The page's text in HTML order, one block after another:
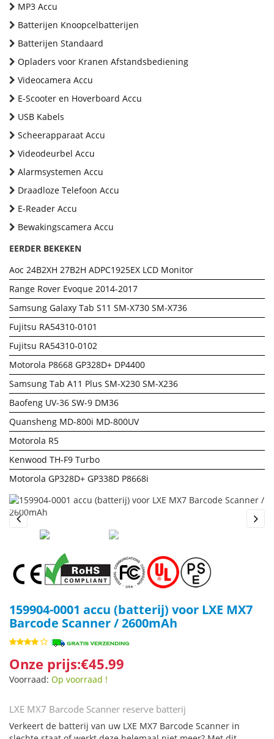
MP3 Accu
Batterijen Knoopcelbatterijen
Batterijen Standaard
Opladers voor Kranen Afstandsbediening
Videocamera Accu
E-Scooter en Hoverboard Accu
USB Kabels
Scheerapparaat Accu
Videodeurbel Accu
Alarmsystemen Accu
Draadloze Telefoon Accu
E-Reader Accu
Bewakingscamera Accu
EERDER BEKEKEN
Aoc 24B2XH 27B2H ADPC1925EX LCD Monitor
Range Rover Evoque 2014-2017
Samsung Galaxy Tab S11 SM-X730 SM-X736
Fujitsu RA54310-0101
Fujitsu RA54310-0102
Motorola P8668 GP328D+ DP4400
Samsung Tab A11 Plus SM-X230 SM-X236
Baofeng UV-36 SW-9 DM36
Quansheng MD-800i MD-800UV
Motorola R5
Kenwood TH-F9 Turbo
Motorola GP328D+ GP338D P8668i
Previous
159904-0001 accu (batterij) voor LXE MX7
Barcode Scanner / 2600mAh
Onze prijs:€45.99
Voorraad: Op voorraad !
LXE MX7 Barcode Scanner reserve batterij
Verkeert de batterij van uw LXE MX7 Barcode Scanner in